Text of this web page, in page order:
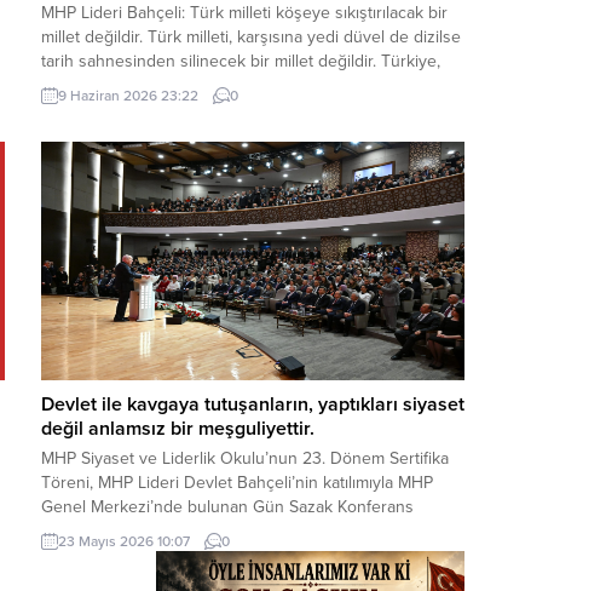
MHP Lideri Bahçeli: Türk milleti köşeye sıkıştırılacak bir
millet değildir. Türk milleti, karşısına yedi düvel de dizilse
tarih sahnesinden silinecek bir millet değildir. Türkiye,
ham hayaller kurulup çizilen haritaların kenarına
sıkıştırılacak, eline bir avuç toprak verilip denizlerinden
Grup Toplantısı’nda Türkiye’nin gündemine ve...
9 Haziran 2026 23:22 0
Devlet ile kavgaya tutuşanların, yaptıkları siyaset
değil anlamsız bir meşguliyettir.
MHP Siyaset ve Liderlik Okulu’nun 23. Dönem Sertifika
Töreni, MHP Lideri Devlet Bahçeli’nin katılımıyla MHP
Genel Merkezi’nde bulunan Gün Sazak Konferans
Salonu’nda gerçekleştirildi. Törende konuşan MHP Lideri
Devlet Bahçeli, gündeme ilişkin önemli
değerlendirmelerde bulundu: Değerli Dava
23 Mayıs 2026 10:07 0